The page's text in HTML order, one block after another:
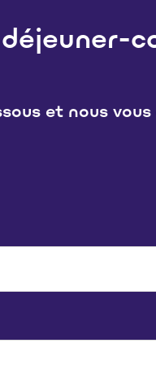
et nous